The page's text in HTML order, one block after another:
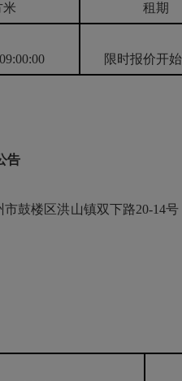
米 租期
限时报价开
告
鼓楼区洪山镇双下路20-14